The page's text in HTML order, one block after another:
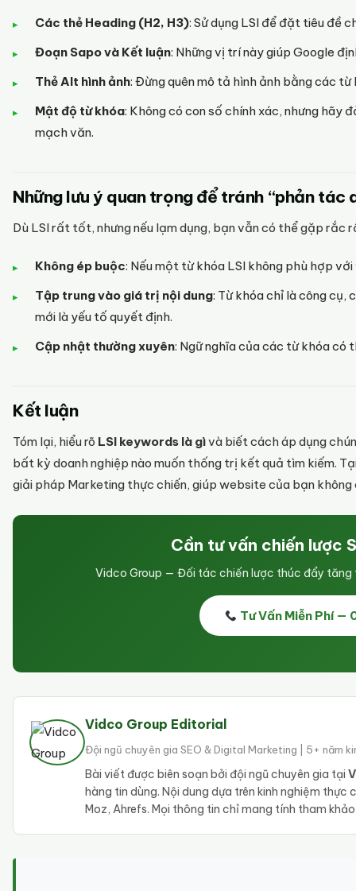
Các thẻ Heading (H2, H3): Sử dụng LSI để đặt tiêu đề
Đoạn Sapo và Kết luận: Những vị trí này giúp Google
Thẻ Alt hình ảnh: Đừng quên mô tả hình ảnh bằng các từ
Mật độ từ khóa: Không có con số chính xác, nhưng hãy
mạch văn.
Những lưu ý quan trọng để tránh “phản tác
Dù LSI rất tốt, nhưng nếu lạm dụng, bạn vẫn có thể gặp rắc
Không ép buộc: Nếu một từ khóa LSI không phù hợp
Tập trung vào giá trị nội dung: Từ khóa chỉ là công cụ,
mới là yếu tố quyết định.
Cập nhật thường xuyên: Ngữ nghĩa của các từ khóa
Kết luận
Tóm lại, hiểu rõ LSI keywords là gìvà biết cách áp dụng
bất kỳ doanh nghiệp nào muốn thống trị kết quả tìm kiếm.
giải pháp Marketing thực chiến, giúp website của bạn không
Cần tư vấn chiến lược
Vidco Group — Đối tác chiến lược thúc đẩy
Tư Vấn Miễn Phí —
Vidco Group Editorial
Đội ngũ chuyên gia SEO & Digital Marketing | 5+ năm
Bài viết được biên soạn bởi đội ngũ chuyên gia tại
hàng tin dùng. Nội dung dựa trên kinh nghiệm
Moz, Ahrefs. Mọi thông tin chỉ mang tính tham